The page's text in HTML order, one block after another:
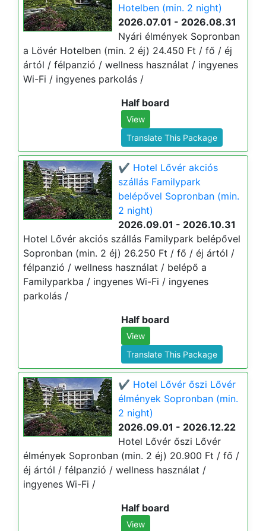
Hotelben (min. 2 night)
2026.07.01 - 2026.08.31
Nyári élmények Sopronban
a Lövér Hotelben (min. 2 éj) 24.450 Ft / fő / éj
ártól / félpanzió / wellness használat / ingyenes
Wi-Fi / ingyenes parkolás /
Half board
View
Translate This Package
✔️ Hotel Lővér akciós
szállás Familypark
belépővel Sopronban (min.
2 night)
2026.09.01 - 2026.10.31
Hotel Lővér akciós szállás Familypark belépővel
Sopronban (min. 2 éj) 26.250 Ft / fő / éj ártól /
félpanzió / wellness használat / belépő a
Familyparkba / ingyenes Wi-Fi / ingyenes
parkolás /
Half board
View
Translate This Package
✔️ Hotel Lővér őszi Lővér
élmények Sopronban (min.
2 night)
2026.09.01 - 2026.12.22
Hotel Lővér őszi Lővér
élmények Sopronban (min. 2 éj) 20.900 Ft / fő /
éj ártól / félpanzió / wellness használat /
ingyenes Wi-Fi /
Half board
View